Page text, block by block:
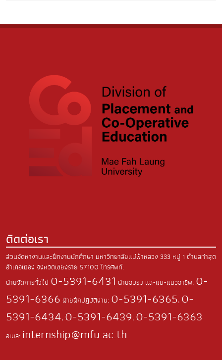
ติดต่อเรา
ส่วนจัดหางานและฝึกงานนักศึกษา มหาวิทยาลัยแม่ฟ้าหลวง 333 หมู่ 1 ตำบลท่าสุด
อำเภอเมือง จังหวัดเชียงราย 57100 โทรศัพท์.
ฝ่ายจัดการทั่วไป 0-5391-6431 ฝ่ายอบรม และแนะแนวอาชีพ: 0-
5391-6366 ฝ่ายฝึกปฏิบัติงาน: 0-5391-6365, 0-
5391-6434, 0-5391-6439, 0-5391-6363
อีเมล: internship@mfu.ac.th